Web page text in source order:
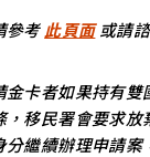
參考 此頁面或請
金卡者如果持有雙
，移民署會要求放
分繼續辦理申請案